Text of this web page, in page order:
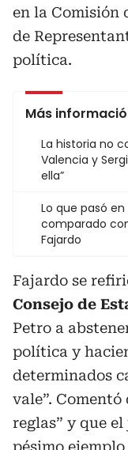
en la Comisión
de
política.
Más
La historia no
Valencia y
ella”
Lo que pasó
comparado
Fajardo
Fajardo se
Consejo de
Petro a
política y
determinados
vale”.
reglas” y que
pésimo